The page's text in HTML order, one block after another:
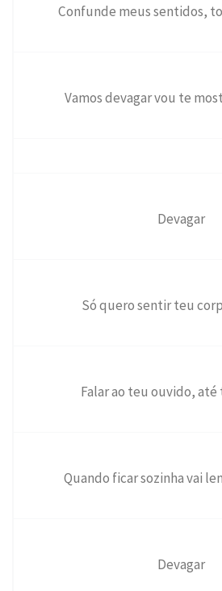
Confunde meus sentidos,
Vamos devagar vou te
Devagar
Só quero sentir teu
Falar ao teu ouvido,
Quando ficar sozinha vai
Devagar